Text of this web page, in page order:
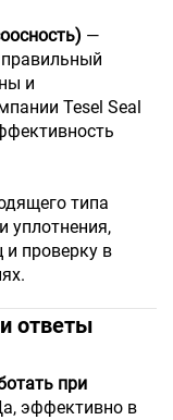
—
и
Tesel Seal
типа
уплотнения,
проверку в
ответы
при
эффективно в